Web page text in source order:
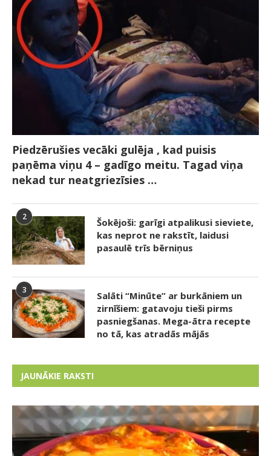
Piedzērušies vecāki gulēja , kad puisis
paņēma viņu 4 – gadīgo meitu. Tagad viņa
nekad tur neatgriezīsies …
2
Šokējoši: garīgi atpalikusi sieviete,
kas neprot ne rakstīt, laidusi
pasaulē trīs bērniņus
3
Salāti “Minūte” ar burkāniem un
zirnīšiem: gatavoju tieši pirms
pasniegšanas. Mega-ātra recepte
no tā, kas atradās mājās
JAUNĀKIE RAKSTI